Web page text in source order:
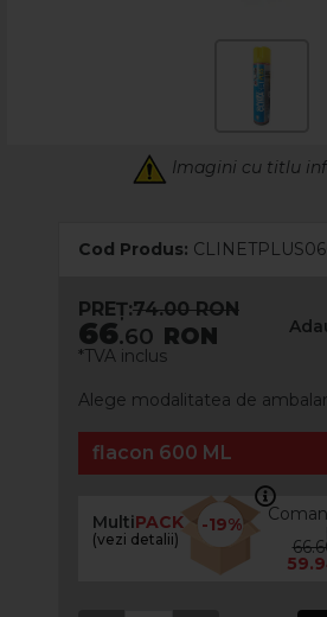
Imagini cu titlu
Cod Produs:
PREȚ:74.00 RON
66.60 RON
*TVA inclus
Alege modalitatea de
flacon 600 ML
MultiPACK
(vezi detalii)
-19%